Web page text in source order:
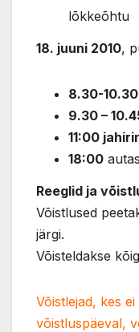
lõkkeõhtu
18. juuni 2010,
8.30-10.30
9.30 –
11:00
18:00
Reeglid ja
Võistlused
järgi.
Võisteldakse
Võistlejad, kes
võistluspäeval,